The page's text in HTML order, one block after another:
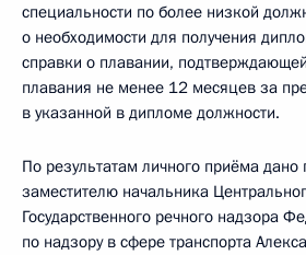
специальности по более низкой
о необходимости для получения
справки о плавании,
плавания не менее 12 месяцев за
в указанной в дипломе должности.
По результатам личного приёма дано
заместителю начальника
Государственного речного надзора
по надзору в сфере транспорта